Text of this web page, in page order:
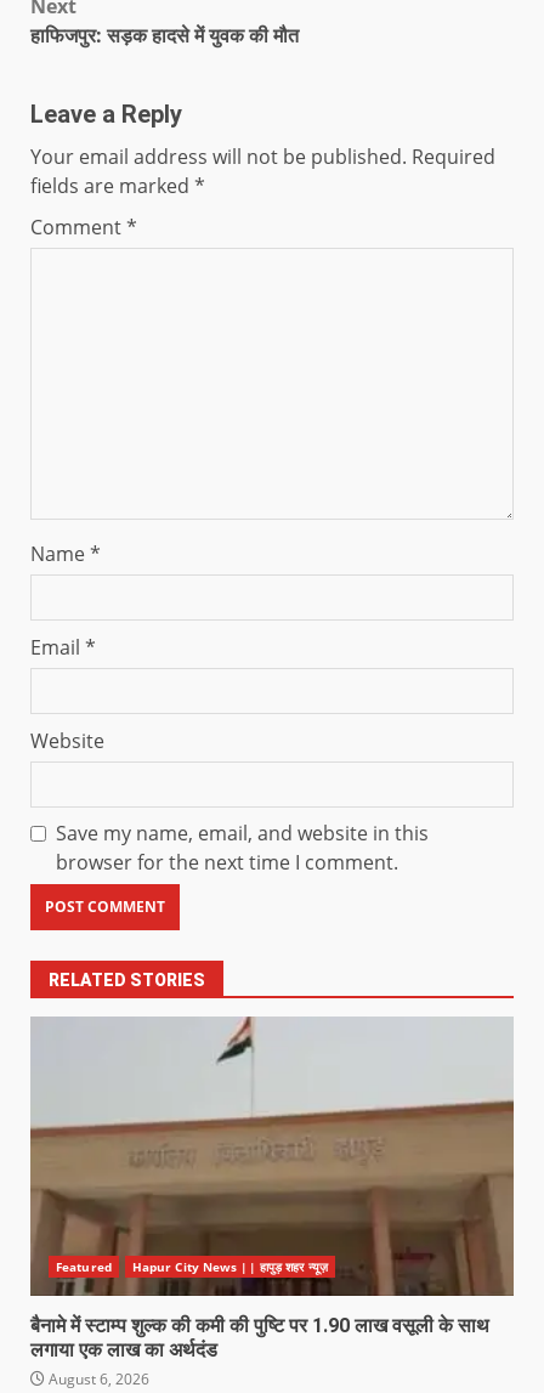
Next
हाफिजपुर: सड़क हादसे में युवक की मौत
Leave a Reply
Your email address will not be published. Required
fields are marked *
Comment*
Name*
Email *
Website
Save my name, email, and website in this
browser for the next time I comment.
RELATED STORIES
Featured Hapur City News || हापुड़ शहर न्यूज़
बैनामे में स्टाम्प शुल्क की कमी की पुष्टि पर 1.90 लाख वसूली के साथ
लगाया एक लाख का अर्थदंड
August 6, 2026